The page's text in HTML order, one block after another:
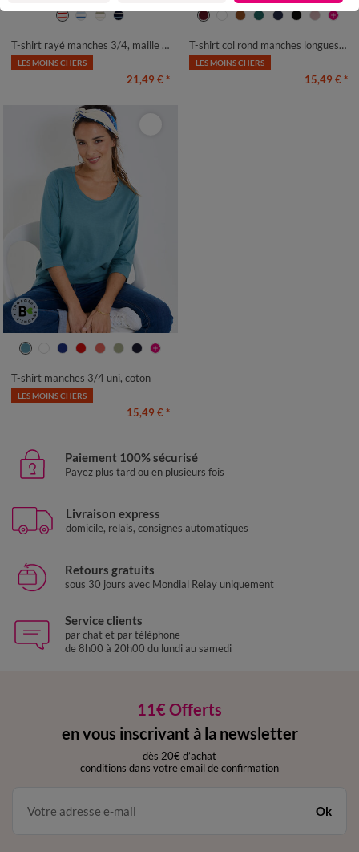
38/40 42/44
T-shirt rayé manches 3/4, maille jersey
LES MOINS CHERS
21,49 € *
34/36 38/40 42/44
46/48
T-shirt col rond manches longues uni
LES MOINS CHERS
15,49 € *
34/36 38/40 42/44
46/48
T-shirt manches 3/4 uni, coton
LES MOINS CHERS
15,49 € *
Paiement 100% sécurisé
Payez plus tard ou en plusieurs fois
Livraison express
domicile, relais, consignes automatiques
Retours gratuits
sous 30 jours avec Mondial Relay uniquement
Service clients
par chat et par téléphone
de 8h00 à 20h00 du lundi au samedi
11€ Offerts
en vous inscrivant à la newsletter
dès 20€ d’achat
conditions dans votre email de confirmation
Ok